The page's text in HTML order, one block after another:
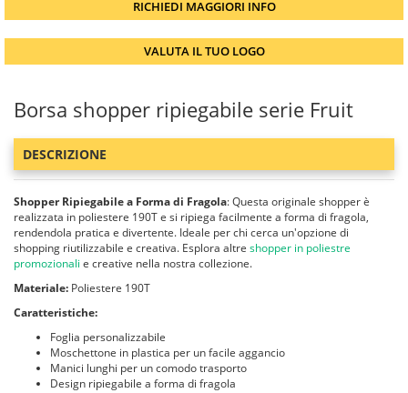
RICHIEDI MAGGIORI INFO
VALUTA IL TUO LOGO
Borsa shopper ripiegabile serie Fruit
DESCRIZIONE
Shopper Ripiegabile a Forma di Fragola: Questa originale shopper è
realizzata in poliestere 190T e si ripiega facilmente a forma di fragola,
rendendola pratica e divertente. Ideale per chi cerca un'opzione di
shopping riutilizzabile e creativa. Esplora altre shopper in poliestre
promozionali e creative nella nostra collezione.
Materiale: Poliestere 190T
Caratteristiche:
Foglia personalizzabile
Moschettone in plastica per un facile aggancio
Manici lunghi per un comodo trasporto
Design ripiegabile a forma di fragola